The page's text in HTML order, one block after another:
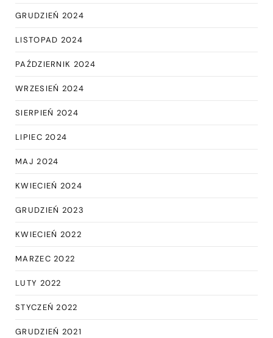
GRUDZIEŃ 2024
LISTOPAD 2024
PAŹDZIERNIK 2024
WRZESIEŃ 2024
SIERPIEŃ 2024
LIPIEC 2024
MAJ 2024
KWIECIEŃ 2024
GRUDZIEŃ 2023
KWIECIEŃ 2022
MARZEC 2022
LUTY 2022
STYCZEŃ 2022
GRUDZIEŃ 2021